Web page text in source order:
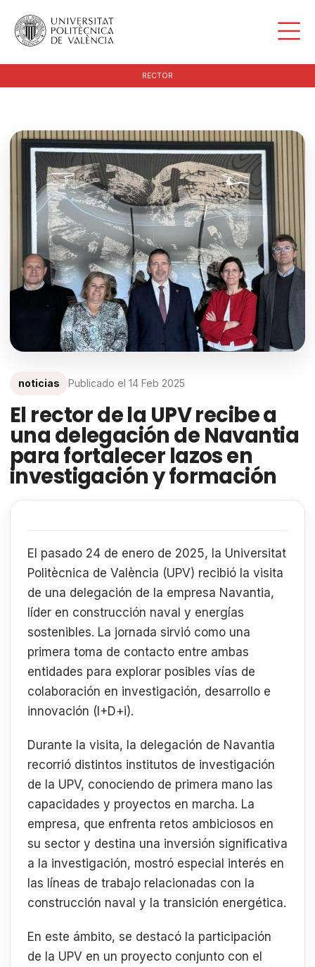
RECTOR
noticias Publicado el 14 Feb 2025
El rector de la UPV recibe a
una delegación de Navantia
para fortalecer lazos en
investigación y formación
El pasado 24 de enero de 2025, la Universitat
Politècnica de València (UPV) recibió la visita
de una delegación de la empresa Navantia,
líder en construcción naval y energías
sostenibles. La jornada sirvió como una
primera toma de contacto entre ambas
entidades para explorar posibles vías de
colaboración en investigación, desarrollo e
innovación (I+D+i).
Durante la visita, la delegación de Navantia
recorrió distintos institutos de investigación
de la UPV, conociendo de primera mano las
capacidades y proyectos en marcha. La
empresa, que enfrenta retos ambiciosos en
su sector y destina una inversión significativa
a la investigación, mostró especial interés en
las líneas de trabajo relacionadas con la
construcción naval y la transición energética.
En este ámbito, se destacó la participación
de la UPV en un proyecto conjunto con el